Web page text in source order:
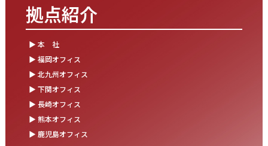
湯布院保養所をリノベーションし、9月オープン！～社員とご家族
の「心と体のリフレッシュ拠点」に～
松山オフィス 事務所移転のお知らせ
2025.08.05
業務効率が劇的に進化！商品ビリンググループにRPAを導入しまし
拠点紹介
▶ 本 社
▶ 福岡オフィス
▶ 北九州オフィス
▶ 下関オフィス
▶ 長崎オフィス
▶ 熊本オフィス
▶ 鹿児島オフィス